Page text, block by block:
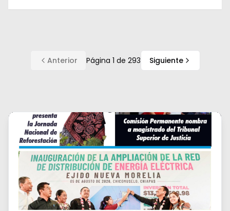
Anterior Página 1 de 293 Siguiente